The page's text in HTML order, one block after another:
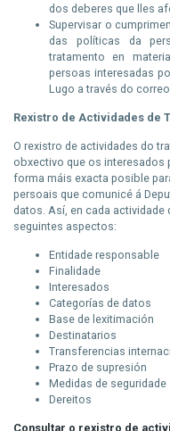
dos deberes que lles
Supervisar o
das políticas da
tratamento en
persoas interesadas
Lugo a través do
Rexistro de Actividades de
O rexistro de actividades do
obxectivo que os interesados
forma máis exacta posible
persoais que comunicé á
datos. Así, en cada
seguintes aspectos:
Entidade responsable
Finalidade
Interesados
Categorías de datos
Base de lexitimación
Destinatarios
Transferencias
Prazo de supresión
Medidas de seguridade
Dereitos
Consultar o rexistro de